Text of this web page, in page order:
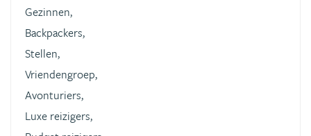
Gezinnen,
Backpackers,
Stellen,
Vriendengroep,
Avonturiers,
Luxe reizigers,